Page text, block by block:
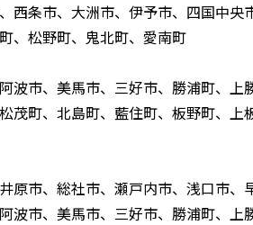
西条市、大洲市、伊予市、四国中央
、松野町、鬼北町、愛南町
波市、美馬市、三好市、勝浦町、上
茂町、北島町、藍住町、板野町、上
原市、総社市、瀬戸内市、浅口市、
波市、美馬市、三好市、勝浦町、上